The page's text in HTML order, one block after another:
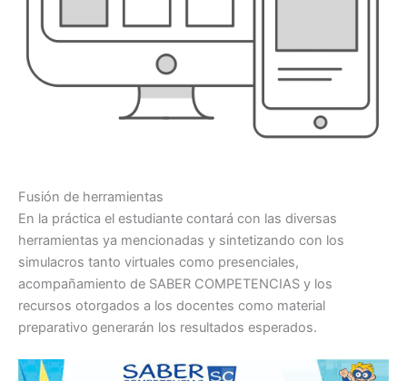
Fusión de herramientas​
En la práctica el estudiante contará con las diversas
herramientas ya mencionadas y sintetizando con los
simulacros tanto virtuales como presenciales,
acompañamiento de SABER COMPETENCIAS y los
recursos otorgados a los docentes como material
preparativo generarán los resultados esperados.